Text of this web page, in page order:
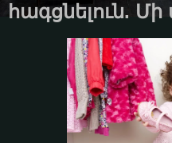
հագցնելուն.